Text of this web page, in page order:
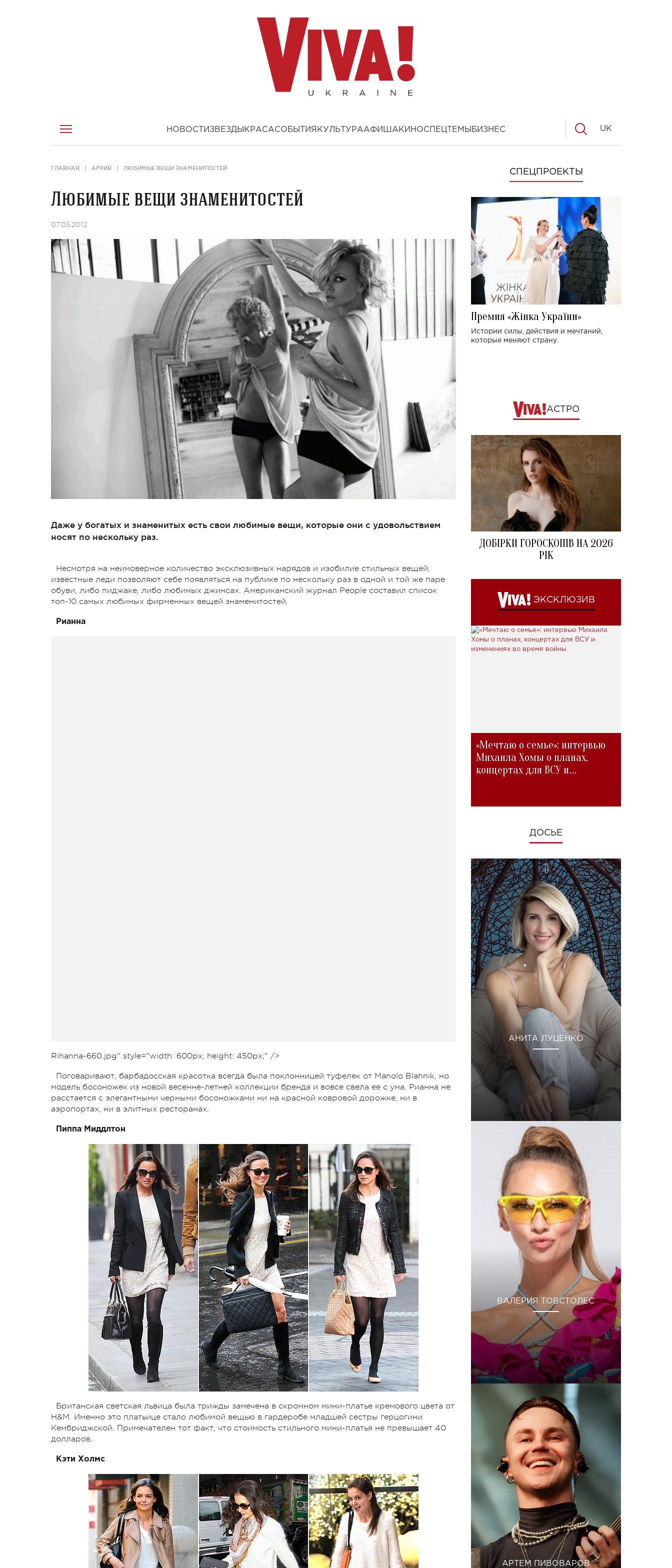
НОВОСТИ ЗВЕЗДЫ КРАСАСОБЫТИЯ КУЛЬТУРААФИША КИНОСПЕЦТЕМЫ БИЗНЕС UK
ГЛАВНАЯ АРХИВ ЛЮБИМЫЕ ВЕЩИ ЗНАМЕНИТОСТЕЙ
Любимые вещи знаменитостей
07.05.2012
Даже у богатых и знаменитых есть свои любимые вещи, которые они с удовольствием
носят по нескольку раз.
Несмотря на неимоверное количество эксклюзивных нарядов и изобилие стильных вещей,
известные леди позволяют себе появляться на публике по нескольку раз в одной и той же паре
обуви, либо пиджаке, либо любимых джинсах. Американский журнал People составил список
топ-10 самых любимых фирменных вещей знаменитостей.
Рианна
Rihanna-660.jpg" style="width: 600px; height: 450px;" />
Поговаривают, барбадосская красотка всегда была поклонницей туфелек от Manolo Blahnik, но
модель босоножек из новой весенне-летней коллекции бренда и вовсе свела ее с ума. Рианна не
расстается с элегантными черными босоножками ни на красной ковровой дорожке, ни в
аэропортах, ни в элитных ресторанах.
Пиппа Миддлтон
Британская светская львица была трижды замечена в скромном мини-платье кремового цвета от
H&M. Именно это платьице стало любимой вещью в гардеробе младшей сестры герцогини
Кембриджской. Примечателен тот факт, что стоимость стильного мини-платья не превышает 40
долларов.
Кэти Холмс
СПЕЦПРОЕКТЫ
Премия «Жінка України»
Истории силы, действия и мечтаний,
которые меняют страну.
АСТРО
ДОБІРКИ ГОРОСКОПІВ НА 2026
РІК
ЭКСКЛЮЗИВ
«Мечтаю о семье»: интервью
Михаила Хомы о планах,
концертах для ВСУ и
ДОСЬЕ
АНИТА ЛУЦЕНКО
ВАЛЕРИЯ ТОВСТОЛЕС
АРТЕМ ПИВОВАРОВ